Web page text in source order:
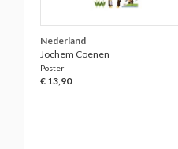
Nederland
Jochem Coenen
Poster
€ 13,90